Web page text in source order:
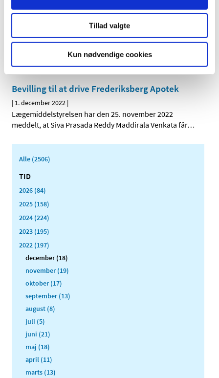
Tillad valgte
Kun nødvendige cookies
Opdatering af ansøgningsskemaer og guides
for fremstiller- og engrosforhandlertilladelser
|1. december 2022|
Fra 1. januar 2023 ændres angivelse af ansvarlig leder,
kontrakttagere og kvalitetsansvarlig person på
Bevilling til at drive Frederiksberg Apotek
| 1. december 2022 |
Lægemiddelstyrelsen har den 25. november 2022
meddelt, at Siva Prasada Reddy Maddirala Venkata får…
Alle (2506)
TID
2026 (84)
2025 (158)
2024 (224)
2023 (195)
2022 (197)
december (18)
november (19)
oktober (17)
september (13)
august (8)
juli (5)
juni (21)
maj (18)
april (11)
marts (13)